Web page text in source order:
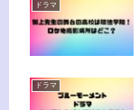
ドラマ
ドラマ